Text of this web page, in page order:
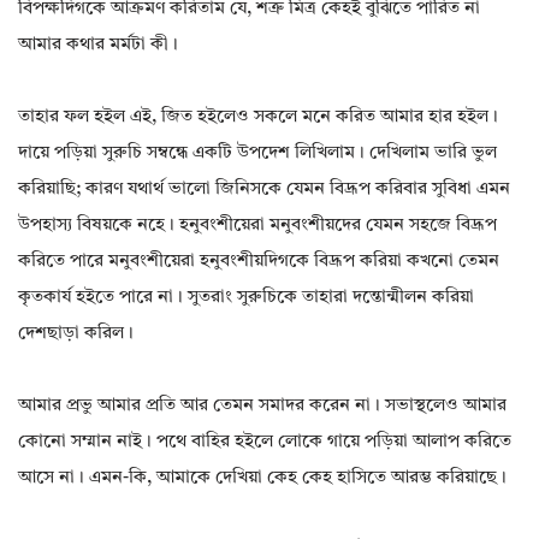
বিপক্ষদিগকে আক্রমণ করিতাম যে, শত্রু মিত্র কেহই বুঝিতে পারিত না
আমার কথার মর্মটা কী।
তাহার ফল হইল এই, জিত হইলেও সকলে মনে করিত আমার হার হইল।
দায়ে পড়িয়া সুরুচি সম্বন্ধে একটি উপদেশ লিখিলাম। দেখিলাম ভারি ভুল
করিয়াছি; কারণ যথার্থ ভালো জিনিসকে যেমন বিদ্রূপ করিবার সুবিধা এমন
উপহাস্য বিষয়কে নহে। হনুবংশীয়েরা মনুবংশীয়দের যেমন সহজে বিদ্রূপ
করিতে পারে মনুবংশীয়েরা হনুবংশীয়দিগকে বিদ্রূপ করিয়া কখনো তেমন
কৃতকার্য হইতে পারে না। সুতরাং সুরুচিকে তাহারা দন্তোন্মীলন করিয়া
দেশছাড়া করিল।
আমার প্রভু আমার প্রতি আর তেমন সমাদর করেন না। সভাস্থলেও আমার
কোনো সম্মান নাই। পথে বাহির হইলে লোকে গায়ে পড়িয়া আলাপ করিতে
আসে না। এমন-কি, আমাকে দেখিয়া কেহ কেহ হাসিতে আরম্ভ করিয়াছে।